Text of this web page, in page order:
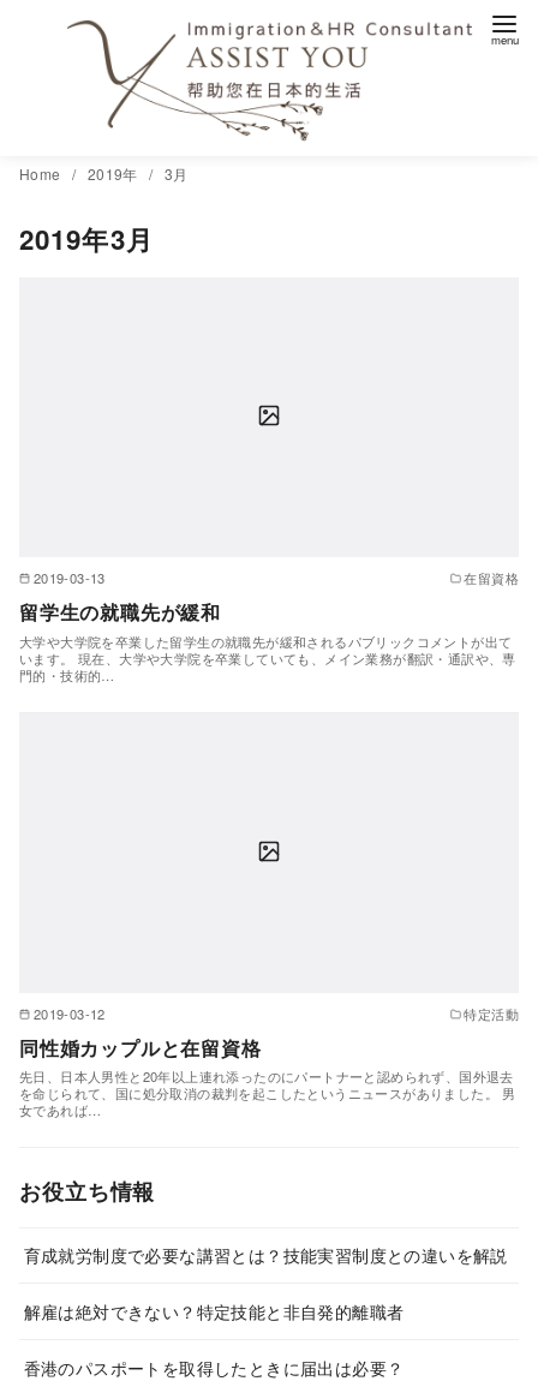
Home 2019年 3月
2019年3月
2019-03-13 在留資格
留学生の就職先が緩和
大学や大学院を卒業した留学生の就職先が緩和されるパブリックコメントが出て
います。 現在、大学や大学院を卒業していても、メイン業務が翻訳・通訳や、専
門的・技術的…
2019-03-12 特定活動
同性婚カップルと在留資格
先日、日本人男性と20年以上連れ添ったのにパートナーと認められず、国外退去
を命じられて、国に処分取消の裁判を起こしたというニュースがありました。 男
女であれば…
お役立ち情報
育成就労制度で必要な講習とは？技能実習制度との違いを解説
解雇は絶対できない？特定技能と非自発的離職者
香港のパスポートを取得したときに届出は必要？